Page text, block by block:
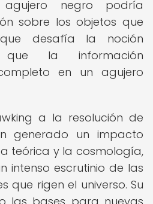
negro podría
sobre los objetos que
desafía la noción
la información
en un agujero
a la resolución de
generado un impacto
teórica y la cosmología,
intenso escrutinio de las
que rigen el universo. Su